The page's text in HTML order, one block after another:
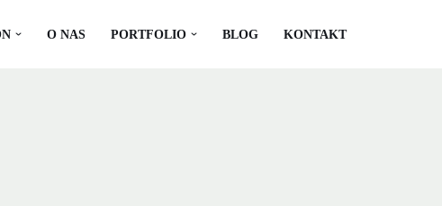
O NAS PORTFOLIO BLOG KONTAKT